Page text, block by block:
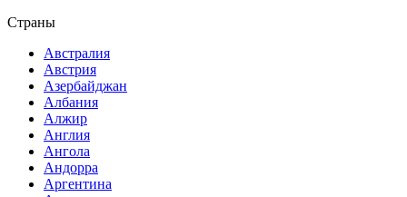
Страны
Австралия
Австрия
Азербайджан
Албания
Алжир
Англия
Ангола
Андорра
Аргентина